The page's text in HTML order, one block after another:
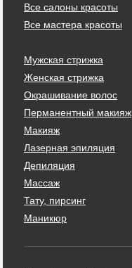
Все салоны красоты
Все мастера красоты
Мужская стрижка
Женская стрижка
Окрашивание волос
Перманентный макияж
Макияж
Лазерная эпиляция
Депиляция
Массаж
Тату, пирсинг
Маникюр